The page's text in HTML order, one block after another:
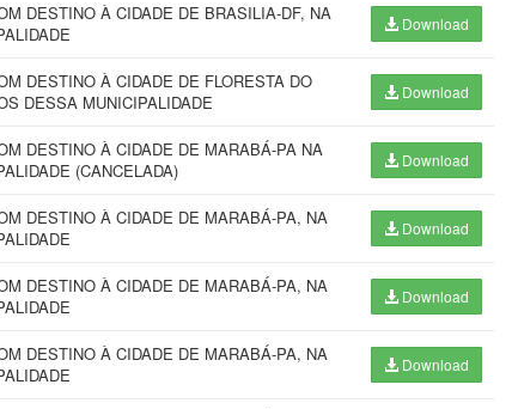
DESTINO À CIDADE DE BRASILIA-DF, NA
Download
DESTINO À CIDADE DE FLORESTA DO
DESSA MUNICIPALIDADE
Download
DESTINO À CIDADE DE MARABÁ-PA NA
(CANCELADA)
Download
DESTINO À CIDADE DE MARABÁ-PA, NA
Download
DESTINO À CIDADE DE MARABÁ-PA, NA
Download
DESTINO À CIDADE DE MARABÁ-PA, NA
Download